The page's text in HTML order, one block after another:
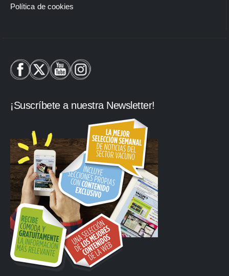
Política de cookies
¡Suscríbete a nuestra Newsletter!